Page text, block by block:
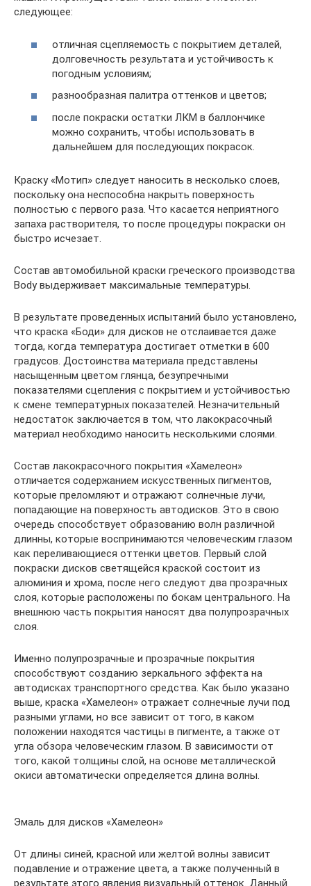
следующее:
отличная сцепляемость с покрытием деталей,
долговечность результата и устойчивость к
погодным условиям;
разнообразная палитра оттенков и цветов;
после покраски остатки ЛКМ в баллончике
можно сохранить, чтобы использовать в
дальнейшем для последующих покрасок.
Краску «Мотип» следует наносить в несколько слоев,
поскольку она неспособна накрыть поверхность
полностью с первого раза. Что касается неприятного
запаха растворителя, то после процедуры покраски он
быстро исчезает.
Состав автомобильной краски греческого производства
Body выдерживает максимальные температуры.
В результате проведенных испытаний было установлено,
что краска «Боди» для дисков не отслаивается даже
тогда, когда температура достигает отметки в 600
градусов. Достоинства материала представлены
насыщенным цветом глянца, безупречными
показателями сцепления с покрытием и устойчивостью
к смене температурных показателей. Незначительный
недостаток заключается в том, что лакокрасочный
материал необходимо наносить несколькими слоями.
Состав лакокрасочного покрытия «Хамелеон»
отличается содержанием искусственных пигментов,
которые преломляют и отражают солнечные лучи,
попадающие на поверхность автодисков. Это в свою
очередь способствует образованию волн различной
длинны, которые воспринимаются человеческим глазом
как переливающиеся оттенки цветов. Первый слой
покраски дисков светящейся краской состоит из
алюминия и хрома, после него следуют два прозрачных
слоя, которые расположены по бокам центрального. На
внешнюю часть покрытия наносят два полупрозрачных
слоя.
Именно полупрозрачные и прозрачные покрытия
способствуют созданию зеркального эффекта на
автодисках транспортного средства. Как было указано
выше, краска «Хамелеон» отражает солнечные лучи под
разными углами, но все зависит от того, в каком
положении находятся частицы в пигменте, а также от
угла обзора человеческим глазом. В зависимости от
того, какой толщины слой, на основе металлической
окиси автоматически определяется длина волны.
Эмаль для дисков «Хамелеон»
От длины синей, красной или желтой волны зависит
подавление и отражение цвета, а также полученный в
результате этого явления визуальный оттенок. Данный